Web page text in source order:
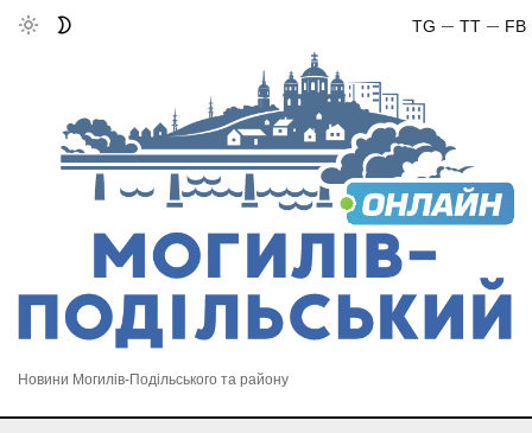
FB
TT
TG
Новини Могилів-Подільського та району